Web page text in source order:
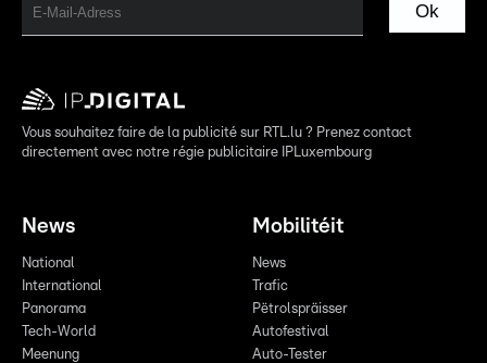
Ok
Vous souhaitez faire de la publicité sur RTL.lu ? Prenez contact
directement avec notre régie publicitaire IPLuxembourg
News
National
International
Panorama
Tech-World
Meenung
Mobilitéit
News
Trafic
Pëtrolspräisser
Autofestival
Auto-Tester